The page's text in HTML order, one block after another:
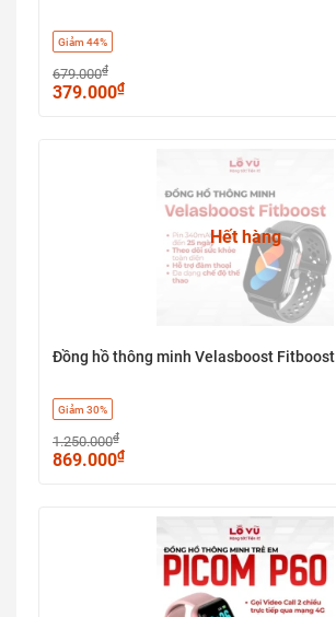
Giảm 44%
679.000₫
379.000₫
Hết hàng
Đồng hồ thông minh Velasboost Fitboost
Giảm 30%
1.250.000₫
869.000₫